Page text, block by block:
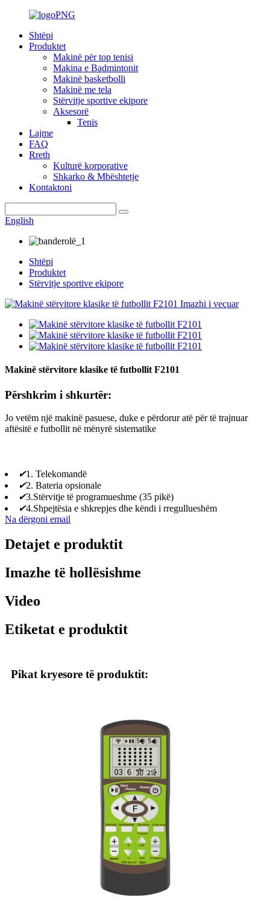
Shtëpi
Produktet
Makinë për top tenisi
Makina e Badmintonit
Makinë basketbolli
Makinë me tela
Stërvitje sportive ekipore
Aksesorë
Tenis
Lajme
FAQ
Rreth
Kulturë korporative
Shkarko & Mbështetje
Kontaktoni
English
Shtëpi
Produktet
Stërvitje sportive ekipore
Makinë stërvitore klasike të futbollit F2101
Përshkrim i shkurtër:
Jo vetëm një makinë pasuese, duke e përdorur atë për të trajnuar
aftësitë e futbollit në mënyrë sistematike
✔1. Telekomandë
✔2. Bateria opsionale
✔3.Stërvitje të programueshme (35 pikë)
✔4.Shpejtësia e shkrepjes dhe këndi i rregullueshëm
Na dërgoni email
Detajet e produktit
Imazhe të hollësishme
Video
Etiketat e produktit
Pikat kryesore të produktit: